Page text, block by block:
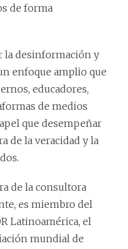
de forma
la desinformación y
enfoque amplio que
educadores,
de medios
que desempeñar
de la veracidad y la
de la consultora
es miembro del
Latinoamérica, el
mundial de